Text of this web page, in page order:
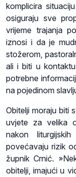
komplicira
osiguraju sve
vrijeme trajanja
iznosi i da je
stožerom,
ali i biti u
potrebne
na pojedinom
Obitelji moraju biti
uvjete za velika
nakon
povećavaju rizik
župnik Crnić.
obitelji, imajući u